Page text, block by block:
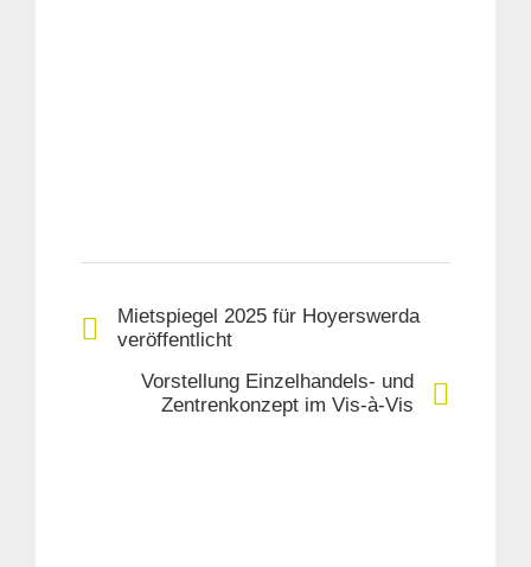
Mietspiegel 2025 für Hoyerswerda
veröffentlicht
Vorstellung Einzelhandels- und
Zentrenkonzept im Vis-à-Vis